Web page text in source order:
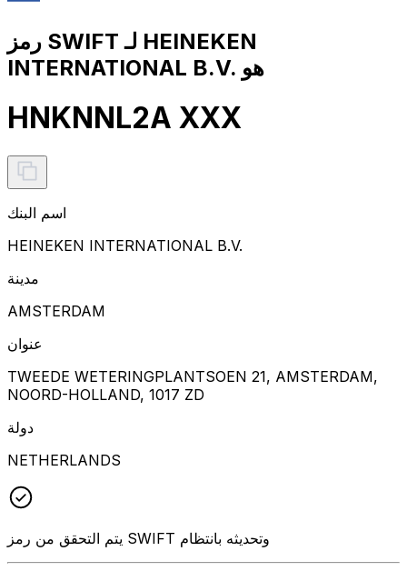
رمز SWIFT لـ HEINEKEN
INTERNATIONAL B.V. هو
HNKNNL2A XXX
اسم البنك
HEINEKEN INTERNATIONAL B.V.
مدينة
AMSTERDAM
عنوان
TWEEDE WETERINGPLANTSOEN 21, AMSTERDAM,
NOORD-HOLLAND, 1017 ZD
دولة
NETHERLANDS
يتم التحقق من رمز SWIFT وتحديثه بانتظام